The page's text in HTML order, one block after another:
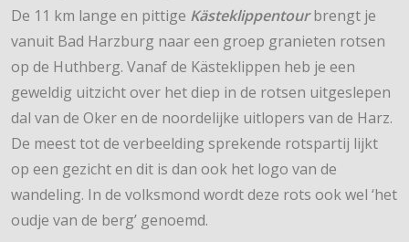
De 11 km lange en pittige Kästeklippentourbrengt je
vanuit Bad Harzburg naar een groep granieten rotsen
op de Huthberg. Vanaf de Kästeklippen heb je een
geweldig uitzicht over het diep in de rotsen uitgeslepen
dal van de Oker en de noordelijke uitlopers van de Harz.
De meest tot de verbeelding sprekende rotspartij lijkt
op een gezicht en dit is dan ook het logo van de
wandeling. In de volksmond wordt deze rots ook wel ‘het
oudje van de berg’ genoemd.